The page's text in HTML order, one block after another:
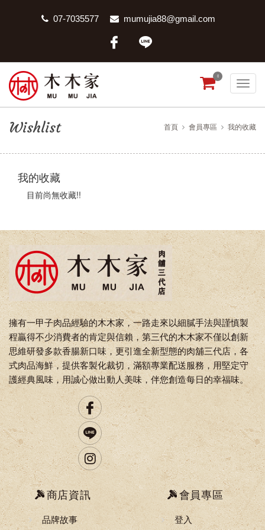
07-7035577 mumujia88@gmail.com
0
Wishlist 首頁 會員專區 我的收藏
我的收藏
目前尚無收藏!!
擁有一甲子肉品經驗的木木家，一路走來以細膩手法與謹慎製
程贏得不少消費者的肯定與信賴，第三代的木木家不僅以創新
思維研發多款香腸新口味，更引進全新型態的肉舖三代店，各
式肉品海鮮，提供客製化裁切，滿額專業配送服務，用堅定守
護經典風味，用誠心做出動人美味，伴您創造每日的幸福味。
商店資訊
品牌故事
會員專區
登入